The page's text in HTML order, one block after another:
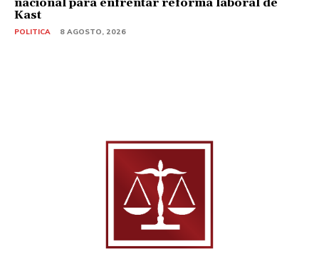
Kast
POLITICA 8 AGOSTO, 2026